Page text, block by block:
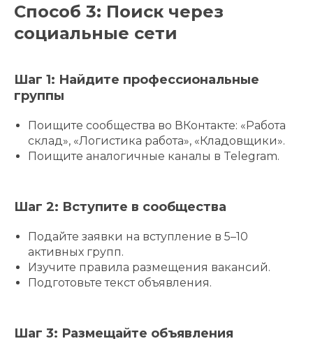
Способ 3: Поиск через
социальные сети
Шаг 1: Найдите профессиональные
группы
Поищите сообщества во ВКонтакте: «Работа
склад», «Логистика работа», «Кладовщики».
Поищите аналогичные каналы в Telegram.
Шаг 2: Вступите в сообщества
Подайте заявки на вступление в 5–10
активных групп.
Изучите правила размещения вакансий.
Подготовьте текст объявления.
Шаг 3: Размещайте объявления